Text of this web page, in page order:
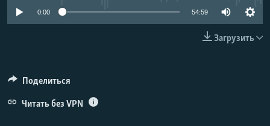
0:00 54:59
Загрузить
Поделиться
Читать без VPN